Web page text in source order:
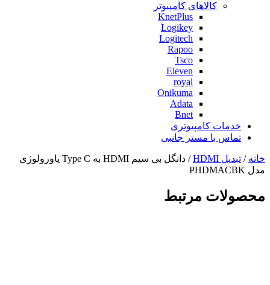
کالاهای کامپیوتر
KnetPlus
Logikey
Logitech
Rapoo
Tsco
Eleven
royal
Onikuma
Adata
Bnet
خدمات کامپیوتری
تماس با مستر جانبی
خانه / تبدیل HDMI
/ دانگل بی سیم HDMI به Type C پاورولوژی
مدل PHDMACBK
محصولات مرتبط